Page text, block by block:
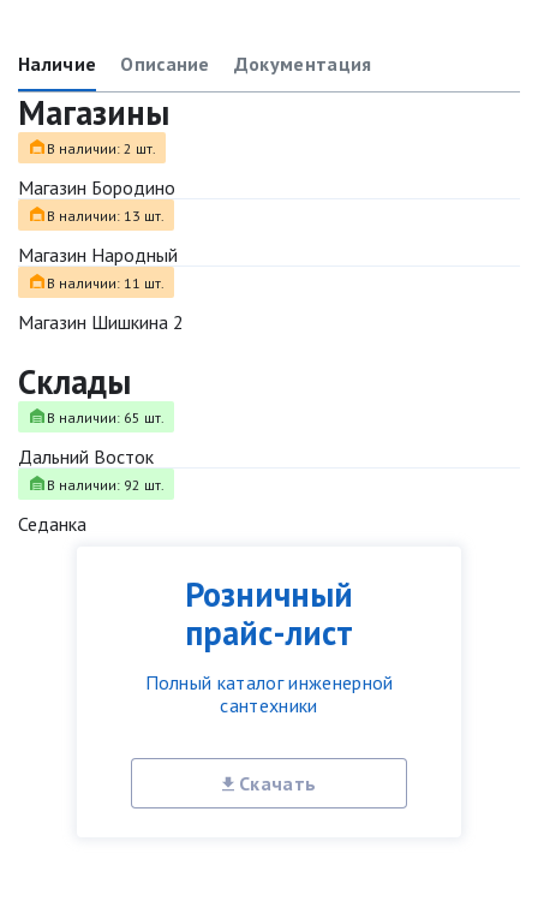
Розничный
прайс-лист
Полный каталог инженерной
сантехники
Скачать
Наличие Описание Документация
Магазины
В наличии: 2 шт.
Магазин Бородино
В наличии: 13 шт.
Магазин Народный
В наличии: 11 шт.
Магазин Шишкина 2
Склады
В наличии: 65 шт.
Дальний Восток
В наличии: 92 шт.
Седанка